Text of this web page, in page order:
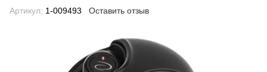
Артикул: 1-009493 Оставить отзыв